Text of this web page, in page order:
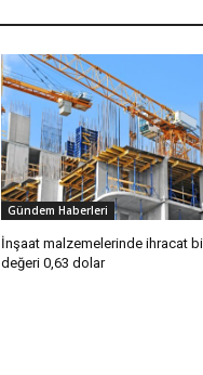
Gündem Haberleri
İnşaat malzemelerinde ihracat
değeri 0,63 dolar